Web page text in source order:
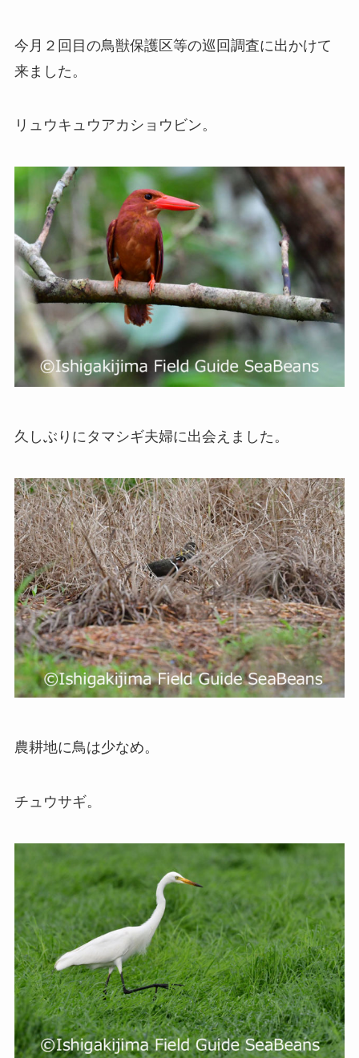
今月２回目の鳥獣保護区等の巡回調査に出かけて
来ました。
リュウキュウアカショウビン。
久しぶりにタマシギ夫婦に出会えました。
農耕地に鳥は少なめ。
チュウサギ。